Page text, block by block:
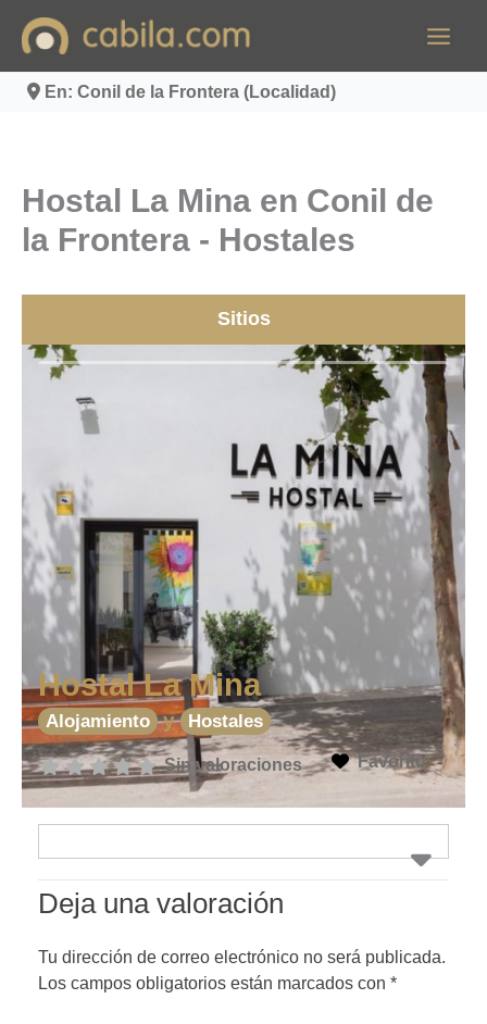
contenido
En: Conil de la Frontera (Localidad)
Hostal La Mina en Conil de
la Frontera - Hostales
Sitios
Hostal La Mina
Alojamiento y Hostales
Sin valoraciones Favorito
Deja una valoración
Tu dirección de correo electrónico no será publicada.
Los campos obligatorios están marcados con *